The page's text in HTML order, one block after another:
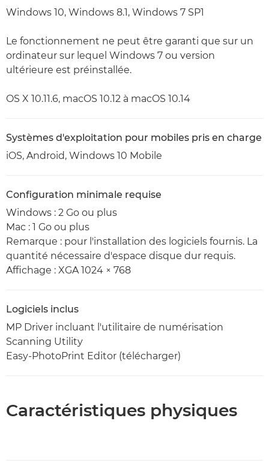
Windows 10, Windows 8.1, Windows 7 SP1
Le fonctionnement ne peut être garanti que sur un
ordinateur sur lequel Windows 7 ou version
ultérieure est préinstallée.
OS X 10.11.6, macOS 10.12 à macOS 10.14
Systèmes d'exploitation pour mobiles pris en charge
iOS, Android, Windows 10 Mobile
Configuration minimale requise
Windows : 2 Go ou plus
Mac : 1 Go ou plus
Remarque : pour l'installation des logiciels fournis. La
quantité nécessaire d'espace disque dur requis.
Affichage : XGA 1024 × 768
Logiciels inclus
MP Driver incluant l'utilitaire de numérisation
Scanning Utility
Easy-PhotoPrint Editor (télécharger)
Caractéristiques physiques